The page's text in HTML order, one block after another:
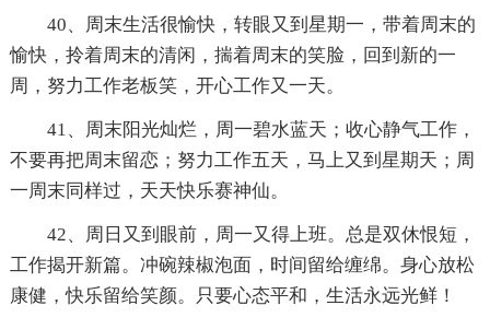
40、周末生活很愉快，转眼又到星期一，带着周末的
愉快，拎着周末的清闲，揣着周末的笑脸，回到新的一
周，努力工作老板笑，开心工作又一天。
41、周末阳光灿烂，周一碧水蓝天；收心静气工作，
不要再把周末留恋；努力工作五天，马上又到星期天；周
一周末同样过，天天快乐赛神仙。
42、周日又到眼前，周一又得上班。总是双休恨短，
工作揭开新篇。冲碗辣椒泡面，时间留给缠绵。身心放松
康健，快乐留给笑颜。只要心态平和，生活永远光鲜！